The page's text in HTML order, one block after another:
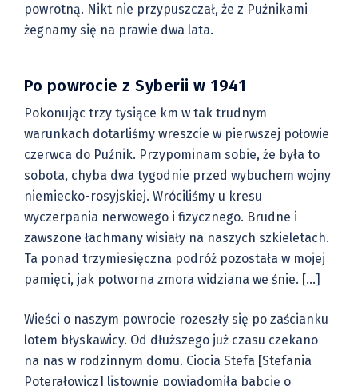
powrotną. Nikt nie przypuszczał, że z Puźnikami
żegnamy się na prawie dwa lata.
Po powrocie z Syberii w 1941
Pokonując trzy tysiące km w tak trudnym
warunkach dotarliśmy wreszcie w pierwszej połowie
czerwca do Puźnik. Przypominam sobie, że była to
sobota, chyba dwa tygodnie przed wybuchem wojny
niemiecko-rosyjskiej. Wróciliśmy u kresu
wyczerpania nerwowego i fizycznego. Brudne i
zawszone łachmany wisiały na naszych szkieletach.
Ta ponad trzymiesięczna podróż pozostała w mojej
pamięci, jak potworna zmora widziana we śnie. […]
Wieści o naszym powrocie rozeszły się po zaścianku
lotem błyskawicy. Od dłuższego już czasu czekano
na nas w rodzinnym domu. Ciocia Stefa [Stefania
Poterałowicz] listownie powiadomiła babcię o